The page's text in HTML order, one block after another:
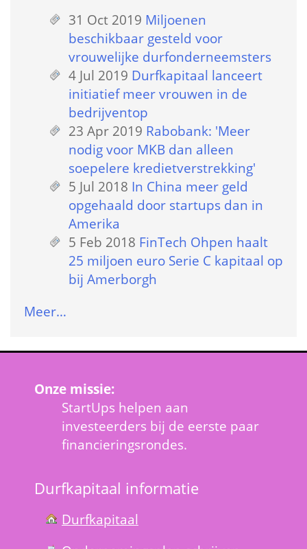
31 Oct 2019 Miljoenen
beschikbaar gesteld voor
vrouwelijke durfonderneemsters
4 Jul 2019 Durfkapitaal lanceert
initiatief meer vrouwen in de
bedrijventop
23 Apr 2019 Rabobank: 'Meer
nodig voor MKB dan alleen
soepelere kredietverstrekking'
5 Jul 2018 In China meer geld
opgehaald door startups dan in
Amerika
5 Feb 2018 FinTech Ohpen haalt
25 miljoen euro Serie C kapitaal op
bij Amerborgh
Meer…
Onze missie:
StartUps helpen aan
investeerders bij de eerste paar
financieringsrondes.
Durfkapitaal informatie
Durfkapitaal